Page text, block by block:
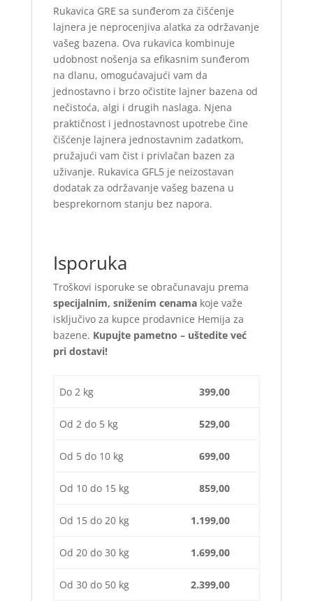
Rukavica GRE sa sunđerom za čišćenje
lajnera je neprocenjiva alatka za održavanje
vašeg bazena. Ova rukavica kombinuje
udobnost nošenja sa efikasnim sunđerom
na dlanu, omogućavajući vam da
jednostavno i brzo očistite lajner bazena od
nečistoća, algi i drugih naslaga. Njena
praktičnost i jednostavnost upotrebe čine
čišćenje lajnera jednostavnim zadatkom,
pružajući vam čist i privlačan bazen za
uživanje. Rukavica GFL5 je neizostavan
dodatak za održavanje vašeg bazena u
besprekornom stanju bez napora.
Isporuka
Troškovi isporuke se obračunavaju prema
specijalnim, sniženim cenamakoje važe
isključivo za kupce prodavnice Hemija za
bazene. Kupujte pametno – uštedite već
pri dostavi!
Do 2 kg 399,00
Od 2 do 5 kg 529,00
Od 5 do 10 kg 699,00
Od 10 do 15 kg 859,00
Od 15 do 20 kg 1.199,00
Od 20 do 30 kg 1.699,00
Od 30 do 50 kg 2.399,00